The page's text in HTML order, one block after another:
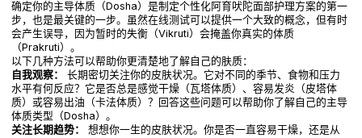
确定你的主导体质（Dosha）是制定个性化阿育吠陀面部护理方案的第一
步，也是最关键的一步。虽然在线测试可以提供一个大致的概念，但有时
会产生误导，因为暂时的失衡（Vikruti）会掩盖你真实的体质
（Prakruti）。
以下几种方法可以帮助你更清楚地了解自己的肤质：
自我观察：
长期密切关注你的皮肤状况。它对不同的季节、食物和压力
水平有何反应？它是否总是感觉干燥（瓦塔体质）、容易发炎（皮塔体
质）或容易出油（卡法体质）？回答这些问题可以帮助你了解自己的主导
体质类型（Dosha）。
关注长期趋势：
想想你一生的皮肤状况。你是否一直容易干燥，还是从